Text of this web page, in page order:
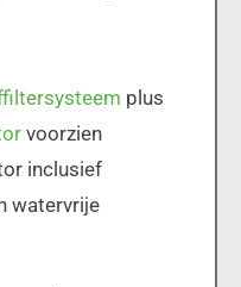
plus
voorzien
inclusief
watervrije